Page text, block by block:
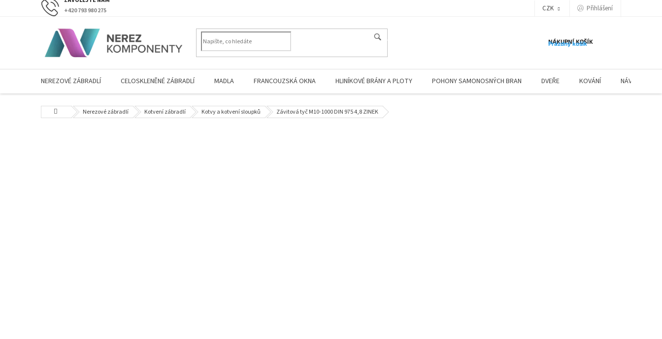
+420 793 980 275 CZK Přihlášení
NÁKUPNÍ KOŠÍK
Prázdný košík
NEREZOVÉ ZÁBRADLÍ CELOSKLENĚNÉ ZÁBRADLÍ MADLA FRANCOUZSKÁ OKNA HLINÍKOVÉ BRÁNY A PLOTY POHONY SAMONOSNÝCH BRAN DVEŘE KOVÁNÍ NÁVODY
Domů Nerezové zábradlí Kotvení zábradlí Kotvy a kotvení sloupků Závitová tyč M10-1000 DIN 975 4,8 ZINEK